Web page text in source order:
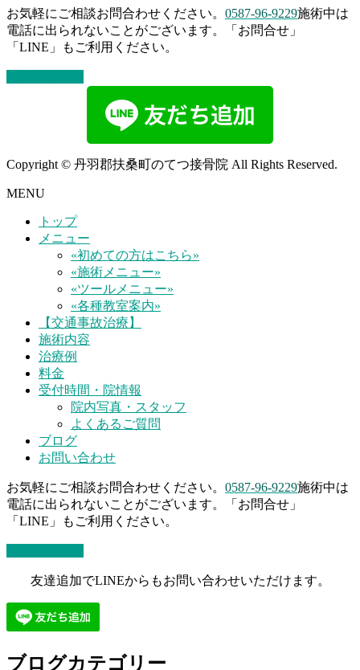
お気軽にご相談お問合わせください。 0587-96-9229施術中は
電話に出られないことがございます。「お問合せ」
「LINE」もご利用ください。
Copyright © 丹羽郡扶桑町のてつ接骨院 All Rights Reserved.
MENU
トップ
メニュー
«初めての方はこちら»
«施術メニュー»
«ツールメニュー»
«各種教室案内»
【交通事故治療】
施術内容
治療例
料金
受付時間・院情報
院内写真・スタッフ
よくあるご質問
ブログ
お問い合わせ
お気軽にご相談お問合わせください。 0587-96-9229施術中は
電話に出られないことがございます。「お問合せ」
「LINE」もご利用ください。
友達追加でLINEからもお問い合わせいただけます。
ブログカテゴリー